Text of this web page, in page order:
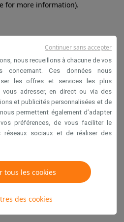
for more information).
nous recueillons à chacune de vos
concernant. Ces données nous
les offres et services les plus
adresser, en direct ou via des
et publicités personnalisées et de
permettent également d’adapter
préférences, de vous faciliter le
sociaux et de réaliser des
tous les cookies
des cookies
Continuer sans accepter